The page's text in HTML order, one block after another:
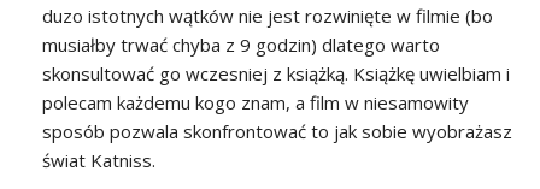
duzo istotnych wątków nie jest rozwinięte w filmie (bo
musiałby trwać chyba z 9 godzin) dlatego warto
skonsultować go wczesniej z książką. Książkę uwielbiam i
polecam każdemu kogo znam, a film w niesamowity
sposób pozwala skonfrontować to jak sobie wyobrażasz
świat Katniss.